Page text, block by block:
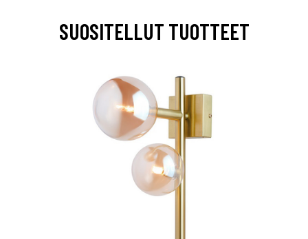
SUOSITELLUT TUOTTEET